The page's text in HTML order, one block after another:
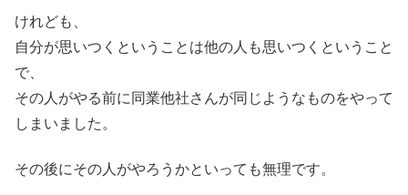
けれども、
自分が思いつくということは他の人も思いつくということ
で、
その人がやる前に同業他社さんが同じようなものをやって
しまいました。
その後にその人がやろうかといっても無理です。